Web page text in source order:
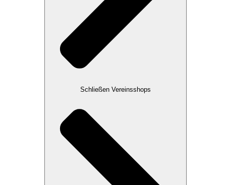
Schließen Vereinsshops